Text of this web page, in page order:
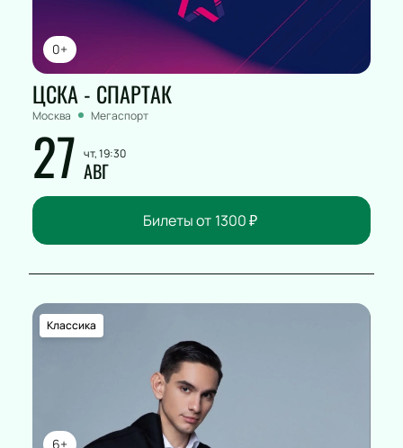
0+
ЦСКА - СПАРТАК
Москва Мегаспорт
27 чт, 19:30
АВГ
Билеты от 1300₽
6+
Классика